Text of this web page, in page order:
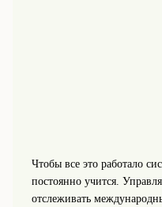
Чтобы все это работало
постоянно учится.
отслеживать